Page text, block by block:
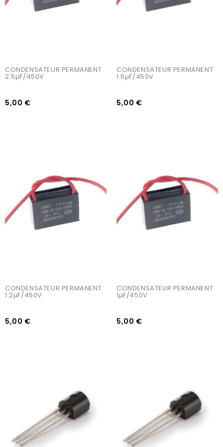
CONDENSATEUR PERMANENT
2.5µF/450V
5,00 €
CONDENSATEUR PERMANENT
1.5µF/450V
5,00 €
CONDENSATEUR PERMANENT
1.2µF/450V
5,00 €
CONDENSATEUR PERMANENT
1µF/450V
5,00 €